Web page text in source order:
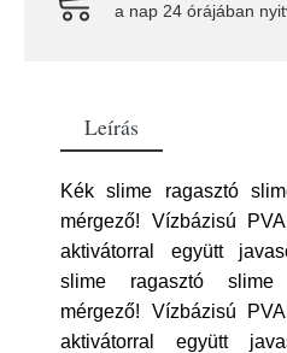
a nap 24 órájában
Leírás
Kék slime ragasztó
mérgező! Vízbázisú
aktivátorral együtt
slime ragasztó slime
mérgező! Vízbázisú
aktivátorral együtt